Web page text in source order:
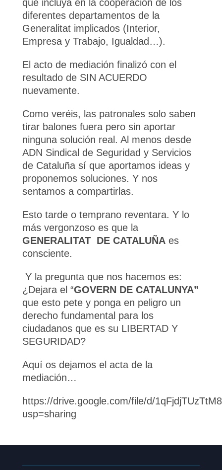
que incluya en la cooperación de los
diferentes departamentos de la
Generalitat implicados (Interior,
Empresa y Trabajo, Igualdad…).
El acto de mediación finalizó con el
resultado de SIN ACUERDO
nuevamente.
Como veréis, las patronales solo saben
tirar balones fuera pero sin aportar
ninguna solución real. Al menos desde
ADN Sindical de Seguridad y Servicios
de Cataluña sí que aportamos ideas y
proponemos soluciones. Y nos
sentamos a compartirlas.
Esto tarde o temprano reventara. Y lo
más vergonzoso es que la
GENERALITAT DE CATALUÑAes
consciente.
Y la pregunta que nos hacemos es:
¿Dejara el “GOVERN DE CATALUNYA”
que esto pete y ponga en peligro un
derecho fundamental para los
ciudadanos que es su LIBERTAD Y
SEGURIDAD?
Aquí os dejamos el acta de la
mediación…
https://drive.google.com/file/d/
usp=sharing